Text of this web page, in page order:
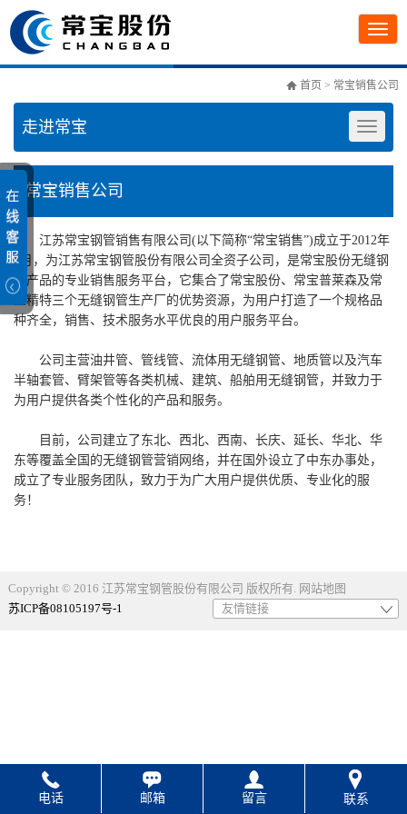
首页 > 常宝销售公司
走进常宝
常宝销售公司
江苏常宝钢管销售有限公司(以下简称“常宝销售”)成立于2012年
1月，为江苏常宝钢管股份有限公司全资子公司，是常宝股份无缝钢
管产品的专业销售服务平台，它集合了常宝股份、常宝普莱森及常
宝精特三个无缝钢管生产厂的优势资源，为用户打造了一个规格品
种齐全，销售、技术服务水平优良的用户服务平台。
公司主营油井管、管线管、流体用无缝钢管、地质管以及汽车
半轴套管、臂架管等各类机械、建筑、船舶用无缝钢管，并致力于
为用户提供各类个性化的产品和服务。
目前，公司建立了东北、西北、西南、长庆、延长、华北、华
东等覆盖全国的无缝钢管营销网络，并在国外设立了中东办事处，
成立了专业服务团队，致力于为广大用户提供优质、专业化的服
务！
Copyright © 2016 江苏常宝钢管股份有限公司 版权所有. 网站地图
苏ICP备08105197号-1
友情链接
电话 邮箱 留言 联系